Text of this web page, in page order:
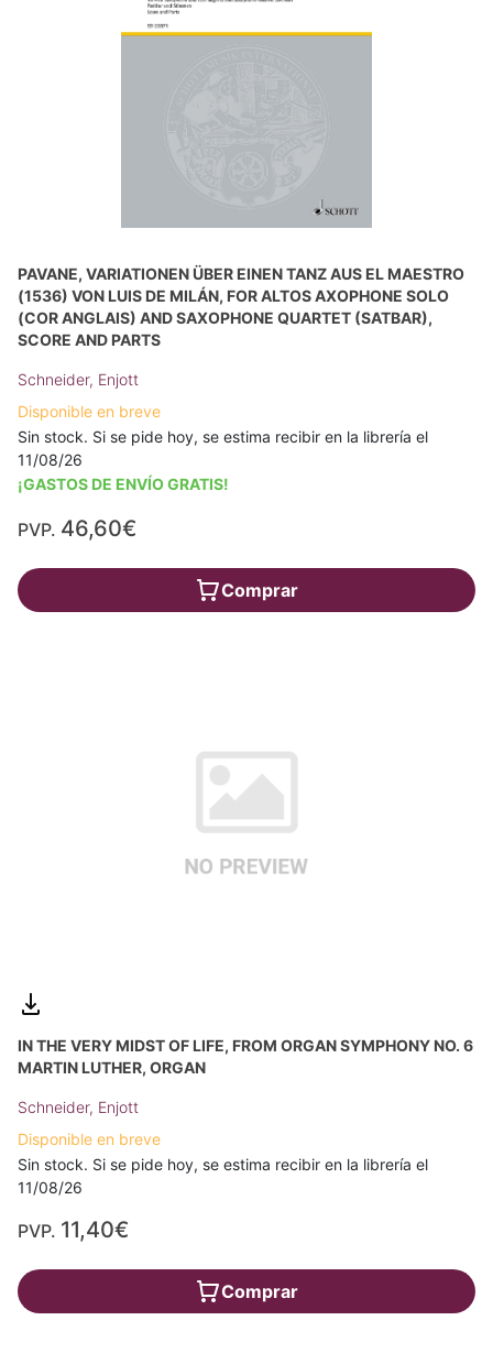
PAVANE, VARIATIONEN ÜBER EINEN TANZ AUS EL MAESTRO
(1536) VON LUIS DE MILÁN, FOR ALTOS AXOPHONE SOLO
(COR ANGLAIS) AND SAXOPHONE QUARTET (SATBAR),
SCORE AND PARTS
Schneider, Enjott
Disponible en breve
Sin stock. Si se pide hoy, se estima recibir en la librería el
11/08/26
¡GASTOS DE ENVÍO GRATIS!
PVP. 46,60€
Comprar
IN THE VERY MIDST OF LIFE, FROM ORGAN SYMPHONY NO. 6
MARTIN LUTHER, ORGAN
Schneider, Enjott
Disponible en breve
Sin stock. Si se pide hoy, se estima recibir en la librería el
11/08/26
PVP. 11,40€
Comprar